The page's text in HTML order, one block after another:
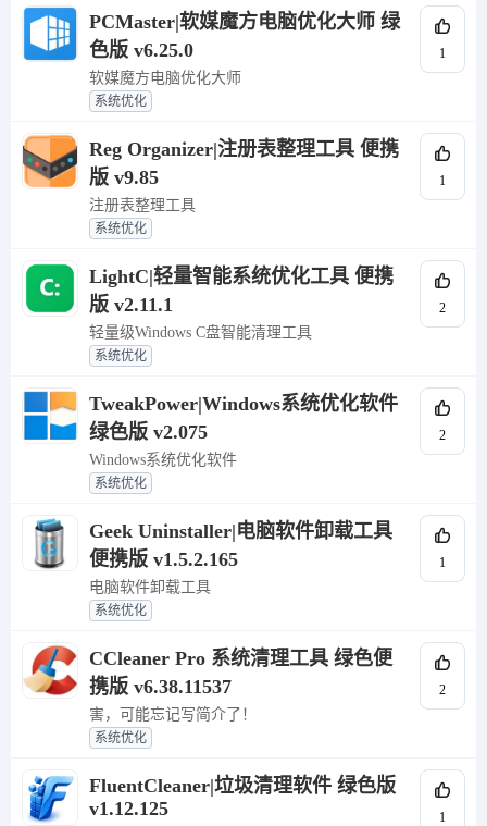
PCMaster|软媒魔方电脑优化大师 绿
色版 v6.25.0
软媒魔方电脑优化大师
系统优化
1
Reg Organizer|注册表整理工具 便携
版 v9.85
注册表整理工具
系统优化
1
LightC|轻量智能系统优化工具 便携
版 v2.11.1
轻量级Windows C盘智能清理工具
系统优化
2
TweakPower|Windows系统优化软件
绿色版 v2.075
Windows系统优化软件
系统优化
2
Geek Uninstaller|电脑软件卸载工具
便携版 v1.5.2.165
电脑软件卸载工具
系统优化
1
CCleaner Pro 系统清理工具 绿色便
携版 v6.38.11537
害，可能忘记写简介了！
系统优化
2
FluentCleaner|垃圾清理软件 绿色版
v1.12.125
1